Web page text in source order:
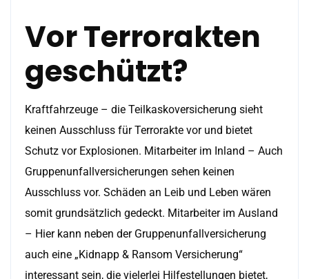
Vor Terrorakten
geschützt?
Kraftfahrzeuge – die Teilkaskoversicherung sieht
keinen Ausschluss für Terrorakte vor und bietet
Schutz vor Explosionen. Mitarbeiter im Inland – Auch
Gruppenunfallversicherungen sehen keinen
Ausschluss vor. Schäden an Leib und Leben wären
somit grundsätzlich gedeckt. Mitarbeiter im Ausland
– Hier kann neben der Gruppenunfallversicherung
auch eine „Kidnapp & Ransom Versicherung“
interessant sein, die vielerlei Hilfestellungen bietet,